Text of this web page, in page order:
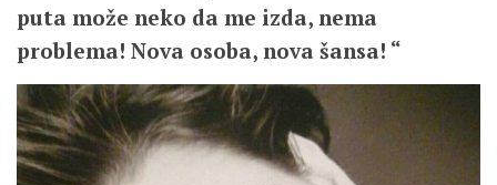
puta može neko da me izda, nema
problema! Nova osoba, nova šansa! “